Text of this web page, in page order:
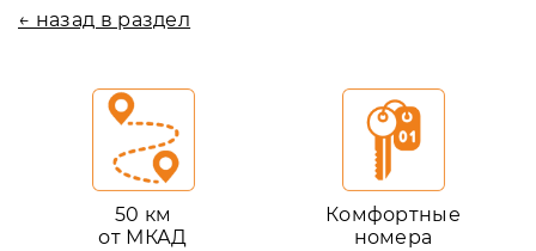
← назад в раздел
50 км
от МКАД
Комфортные
номера